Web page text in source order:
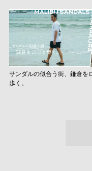
サンダルの似合う街、鎌倉を
歩く。